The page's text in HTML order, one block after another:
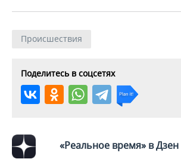
Происшествия
Поделитесь в соцсетях
«Реальное время» в Дзен